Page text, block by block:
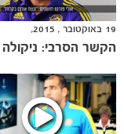
19 באוקטובר , 2015,